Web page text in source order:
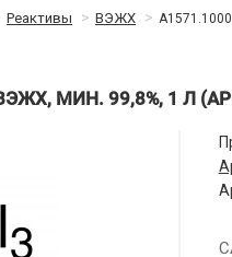
Реактивы ВЭЖХ
МИН. 99,8%, 1 Л